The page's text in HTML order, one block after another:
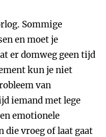
Sommige
en moet je
er domweg geen tijd
kun je niet
van
iemand met lege
emotionele
vroeg of laat gaat